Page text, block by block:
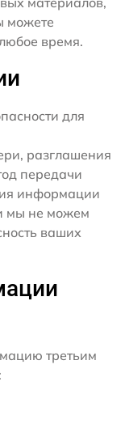
можете
время.
для
разглашения
передачи
информации
мы не можем
ваших
третьим